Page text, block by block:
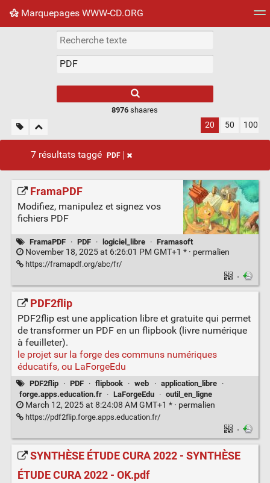
Marquepages WWW-CD.ORG
Nuage de tags Mur d'images
8976 shaares
20 50 100
7 résultats taggé PDF
FramaPDF
Modifiez, manipulez et signez vos
fichiers PDF
FramaPDF · PDF · logiciel_libre · Framasoft
November 18, 2025 at 6:26:01 PM GMT+1 * · permalien
https://framapdf.org/abc/fr/
·
PDF2flip
PDF2flip est une application libre et gratuite qui permet
de transformer un PDF en un flipbook (livre numérique
à feuilleter).
le projet sur la forge des communs numériques
éducatifs, ou LaForgeEdu
PDF2flip · PDF · flipbook · web · application_libre
·
forge.apps.education.fr
· LaForgeEdu · outil_en_ligne
March 12, 2025 at 8:24:08 AM GMT+1 * · permalien
https://pdf2flip.forge.apps.education.fr/
·
SYNTHÈSE ÉTUDE CURA 2022 - SYNTHÈSE
ÉTUDE CURA 2022 - OK.pdf